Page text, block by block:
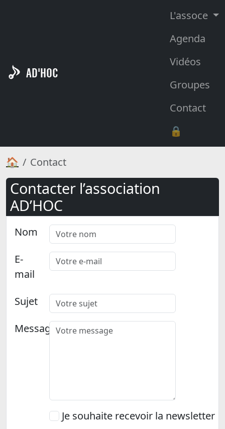
AD'HOC
L'assoce
Agenda
Vidéos
Groupes
Contact
🔒
🏠 Contact
Contacter l’association
AD’HOC
Nom
E-
mail
Sujet
Message
Je souhaite recevoir la newsletter